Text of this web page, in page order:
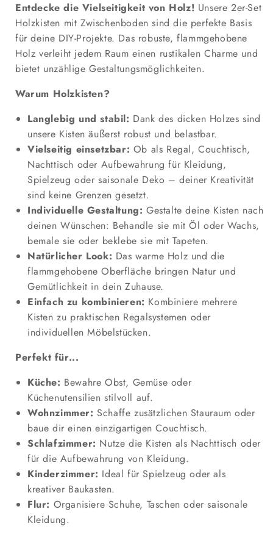
Entdecke die Vielseitigkeit von Holz! Unsere 2er-Set
Holzkisten mit Zwischenboden sind die perfekte Basis
für deine DIY-Projekte. Das robuste, flammgehobene
Holz verleiht jedem Raum einen rustikalen Charme und
bietet unzählige Gestaltungsmöglichkeiten.
Warum Holzkisten?
Langlebig und stabil: Dank des dicken Holzes sind
unsere Kisten äußerst robust und belastbar.
Vielseitig einsetzbar: Ob als Regal, Couchtisch,
Nachttisch oder Aufbewahrung für Kleidung,
Spielzeug oder saisonale Deko – deiner Kreativität
sind keine Grenzen gesetzt.
Individuelle Gestaltung: Gestalte deine Kisten nach
deinen Wünschen: Behandle sie mit Öl oder Wachs,
bemale sie oder beklebe sie mit Tapeten.
Natürlicher Look: Das warme Holz und die
flammgehobene Oberfläche bringen Natur und
Gemütlichkeit in dein Zuhause.
Einfach zu kombinieren: Kombiniere mehrere
Kisten zu praktischen Regalsystemen oder
individuellen Möbelstücken.
Perfekt für...
Küche: Bewahre Obst, Gemüse oder
Küchenutensilien stilvoll auf.
Wohnzimmer: Schaffe zusätzlichen Stauraum oder
baue dir einen einzigartigen Couchtisch.
Schlafzimmer: Nutze die Kisten als Nachttisch oder
für die Aufbewahrung von Kleidung.
Kinderzimmer: Ideal für Spielzeug oder als
kreativer Baukasten.
Flur: Organisiere Schuhe, Taschen oder saisonale
Kleidung.